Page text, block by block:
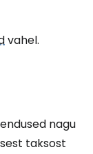
vahel.
nagu
taksost